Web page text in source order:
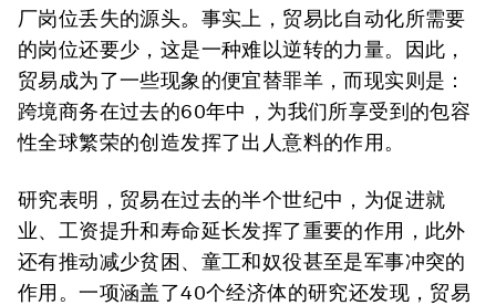
厂岗位丢失的源头。事实上，贸易比自动化所需要
的岗位还要少，这是一种难以逆转的力量。因此，
贸易成为了一些现象的便宜替罪羊，而现实则是：
跨境商务在过去的60年中，为我们所享受到的包容
性全球繁荣的创造发挥了出人意料的作用。
研究表明，贸易在过去的半个世纪中，为促进就
业、工资提升和寿命延长发挥了重要的作用，此外
还有推动减少贫困、童工和奴役甚至是军事冲突的
作用。一项涵盖了40个经济体的研究还发现，贸易